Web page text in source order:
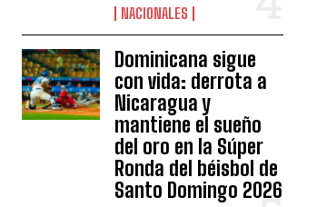
NACIONALES
Dominicana sigue
con vida: derrota a
Nicaragua y
mantiene el sueño
del oro en la Súper
Ronda del béisbol de
Santo Domingo 2026